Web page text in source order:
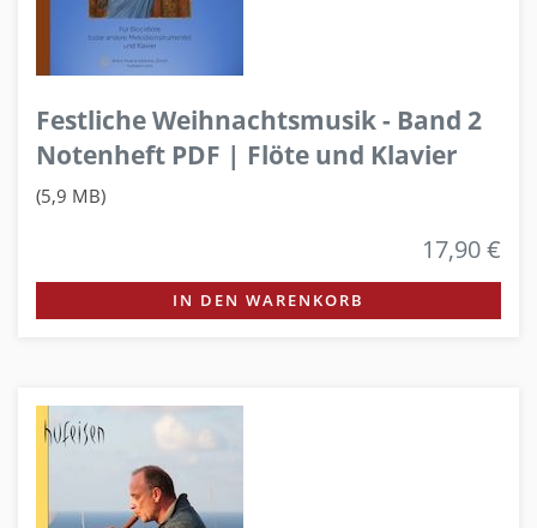
Festliche Weihnachtsmusik - Band 2
Notenheft PDF | Flöte und Klavier
(5,9 MB)
17,90 €
IN DEN WARENKORB